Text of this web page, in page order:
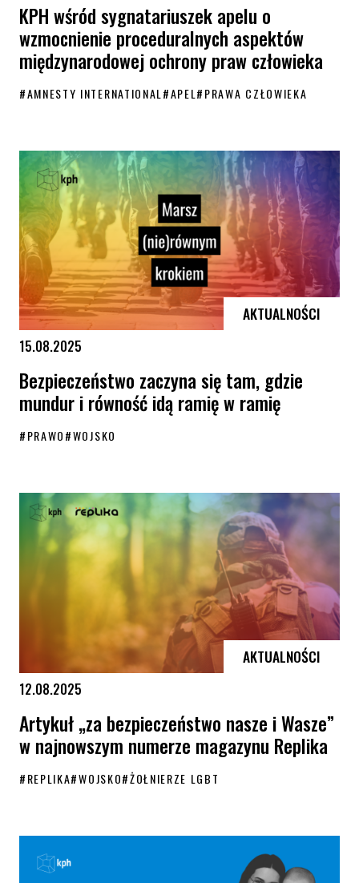
KPH wśród sygnatariuszek apelu o
wzmocnienie proceduralnych aspektów
międzynarodowej ochrony praw człowieka
#AMNESTY INTERNATIONAL#APEL#PRAWA CZŁOWIEKA
AKTUALNOŚCI
15.08.2025
Bezpieczeństwo zaczyna się tam, gdzie
mundur i równość idą ramię w ramię
#PRAWO#WOJSKO
AKTUALNOŚCI
12.08.2025
Artykuł „za bezpieczeństwo nasze i Wasze”
w najnowszym numerze magazynu Replika
#REPLIKA#WOJSKO#ŻOŁNIERZE LGBT